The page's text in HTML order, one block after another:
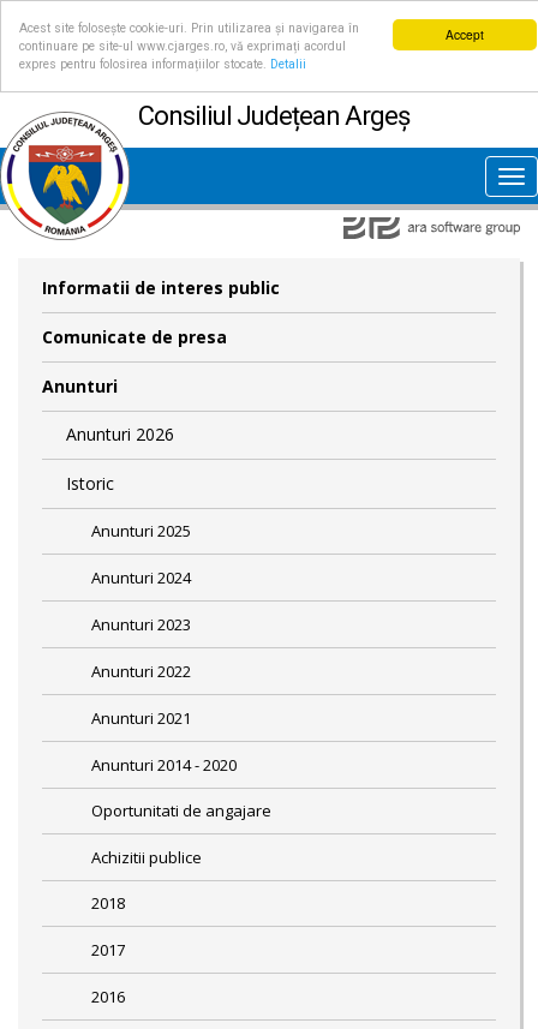
Accept
Acest site folosește cookie-uri. Prin utilizarea și navigarea în
continuare pe site-ul www.cjarges.ro, vă exprimați acordul
expres pentru folosirea informațiilor stocate.
Detalii
Consiliul Județean Argeș
Informatii de interes public
Comunicate de presa
Anunturi
Anunturi 2026
Istoric
Anunturi 2025
Anunturi 2024
Anunturi 2023
Anunturi 2022
Anunturi 2021
Anunturi 2014 - 2020
Oportunitati de angajare
Achizitii publice
2018
2017
2016